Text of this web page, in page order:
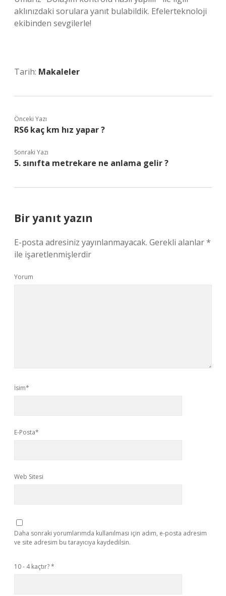
aklınızdaki sorulara yanıt bulabildik. Efelerteknoloji
ekibinden sevgilerle!
Tarih: Makaleler
Önceki Yazı
RS6 kaç km hız yapar ?
Sonraki Yazı
5. sınıfta metrekare ne anlama gelir ?
Bir yanıt yazın
E-posta adresiniz yayınlanmayacak. Gerekli alanlar*
ile işaretlenmişlerdir
Yorum
İsim*
E-Posta*
Web Sitesi
Daha sonraki yorumlarımda kullanılması için adım, e-posta adresim
ve site adresim bu tarayıcıya kaydedilsin.
10 - 4 kaçtır?*